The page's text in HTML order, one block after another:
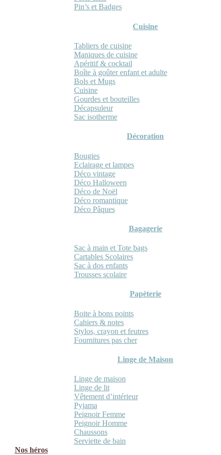
Pin’s et Badges
Cuisine
Tabliers de cuisine
Maniques de cuisine
Apéritif & cocktail
Boîte à goûter enfant et adulte
Bols et Mugs
Cuisine
Gourdes et bouteilles
Décapsuleur
Sac isotherme
Décoration
Bougies
Eclairage et lampes
Déco vintage
Déco Halloween
Déco de Noël
Déco romantique
Déco Pâques
Bagagerie
Sac à main et Tote bags
Cartables Scolaires
Sac à dos enfants
Trousses scolaire
Papèterie
Boite à bons points
Cahiers & notes
Stylos, crayon et feutres
Fournitures pas cher
Linge de Maison
Linge de maison
Linge de lit
Vêtement d’intérieur
Pyjama
Peignoir Femme
Peignoir Homme
Chaussons
Serviette de bain
Nos héros